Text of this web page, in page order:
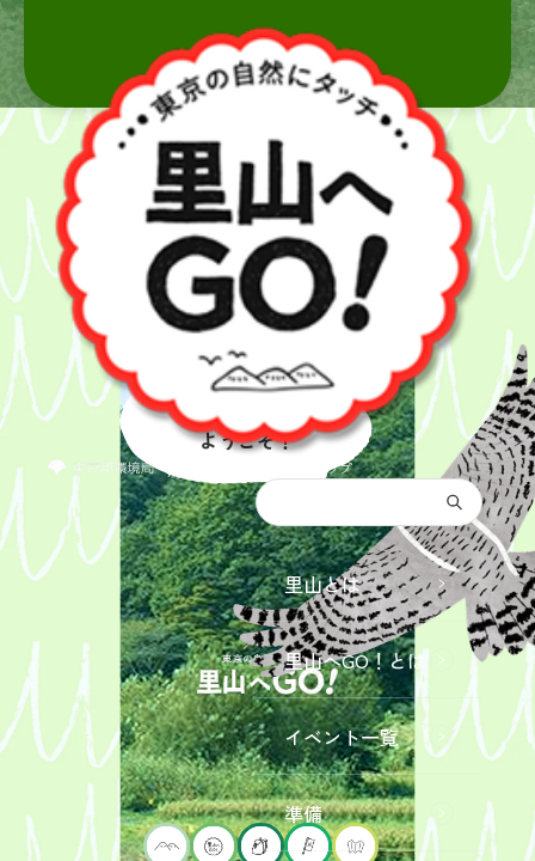
都庁総合トップ
里山とは
里山へGO！とは
イベント一覧
準備
里山へ
ようこそ！